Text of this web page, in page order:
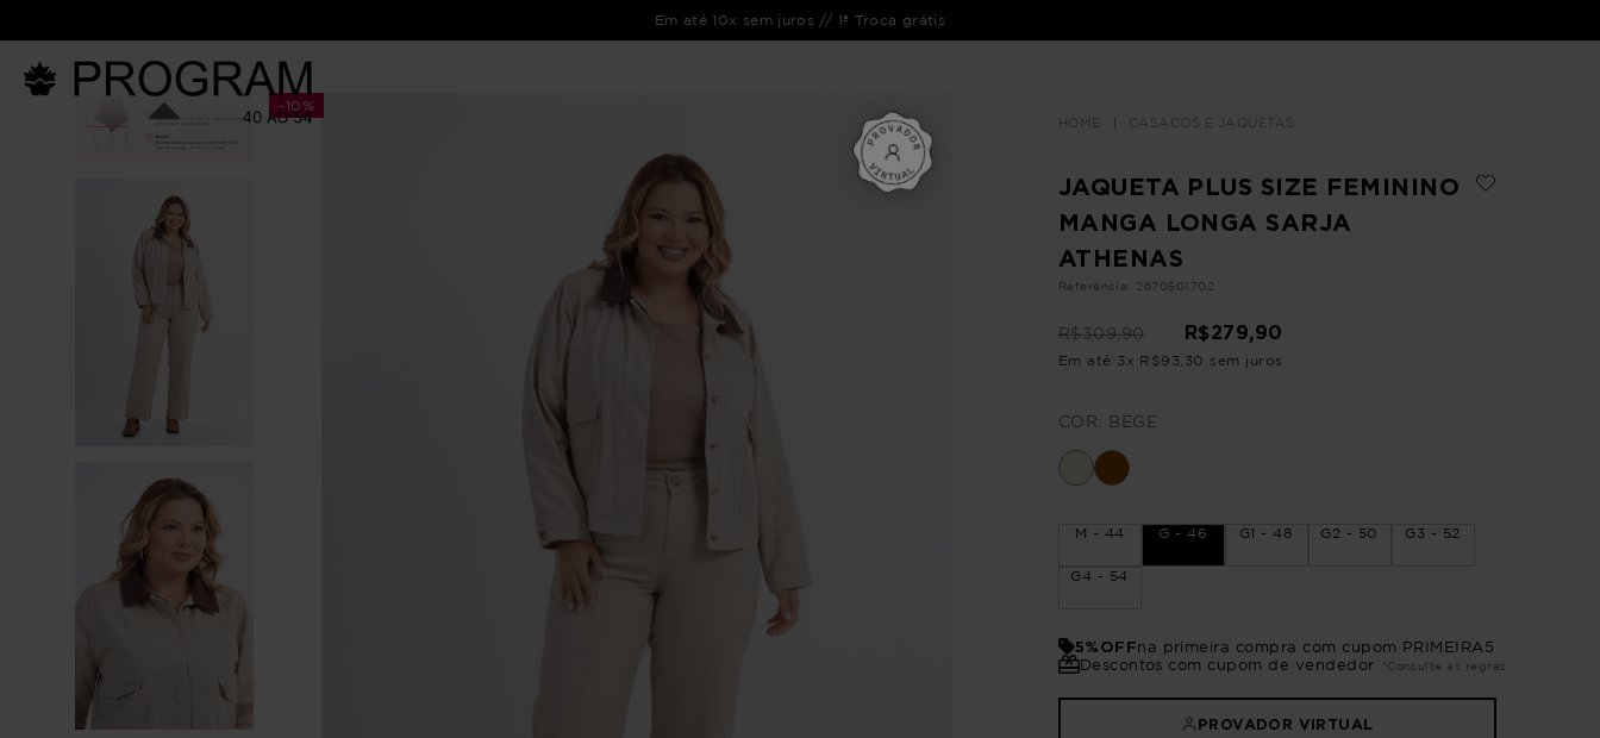
Em até 10x sem juros // 1ª Troca grátis
- 10%
CASACOS E JAQUETAS
JAQUETA PLUS SIZE FEMININO
MANGA LONGA SARJA
ATHENAS
Referência: 2670501702
R$309,90 R$279,90
Em até 3x R$93 30 sem juros
COR: BEGE
M - 44 G - 46 G1 - 48 G2 - 50 G3 - 52
G4 - 54
5%OFFna primeira compra com cupom PRIMEIRA5
Descontos com cupom de vendedor
*Consulte as regras
PROVADOR VIRTUAL